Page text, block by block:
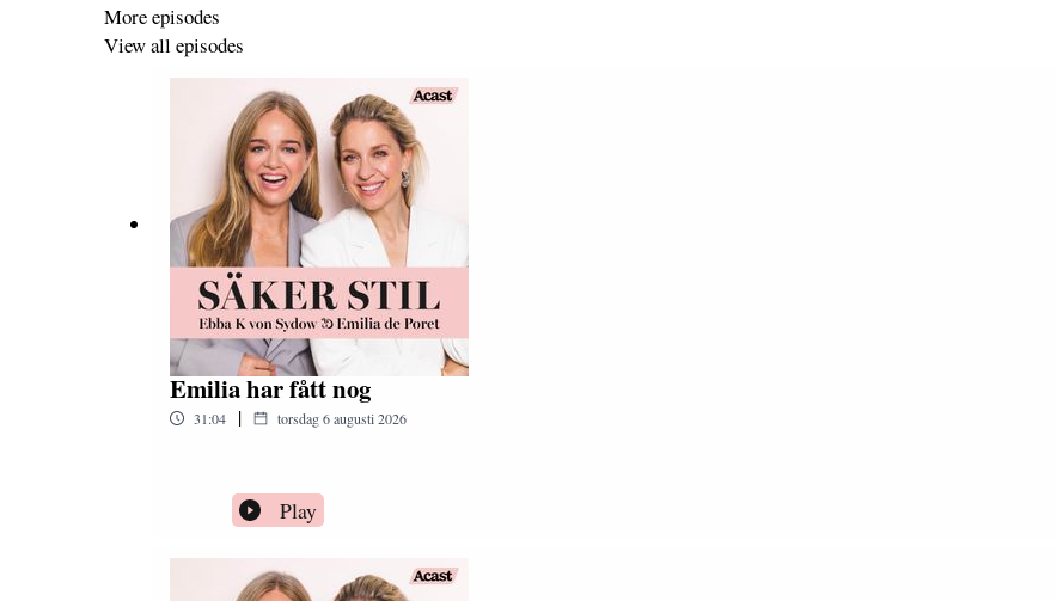
More episodes
View all episodes
Emilia har fått nog
31:04 | torsdag 6 augusti 2026
Play